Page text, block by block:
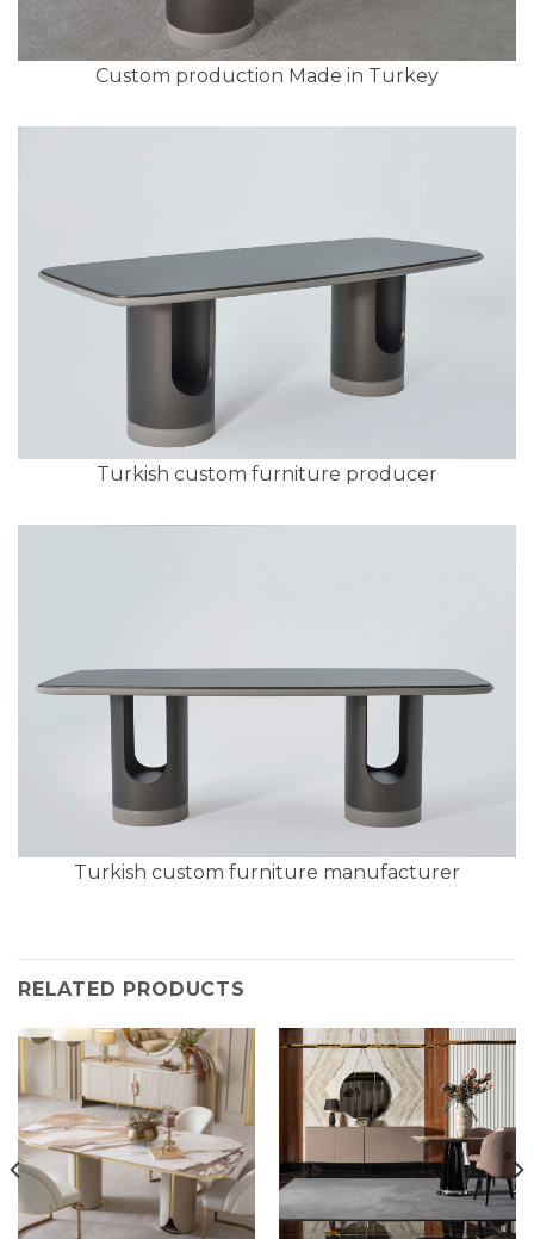
Custom production Made in Turkey
Turkish custom furniture producer
Turkish custom furniture manufacturer
RELATED PRODUCTS